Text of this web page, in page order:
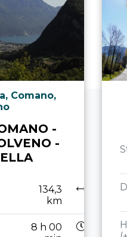
Comano,
-
-
134,3
km
8 h 00